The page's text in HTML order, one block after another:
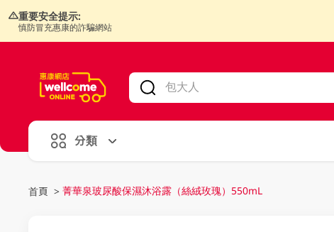
重要安全提示:
慎防冒充惠康的詐騙網站
分類
首頁 > 菁華泉玻尿酸保濕沐浴露（絲絨玫瑰）550mL